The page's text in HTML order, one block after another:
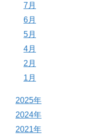
7月
6月
5月
4月
2月
1月
2025年
2024年
2021年